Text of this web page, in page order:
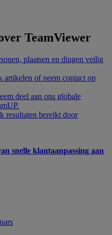
TeamViewer
plaatsen en dingen veilig
artikelen of neem contact op
deel aan ons globale
resultaten bereikt door
snelle klantaanpassing aan